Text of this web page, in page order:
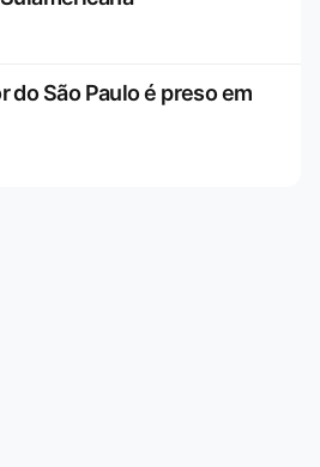
do São Paulo é preso em